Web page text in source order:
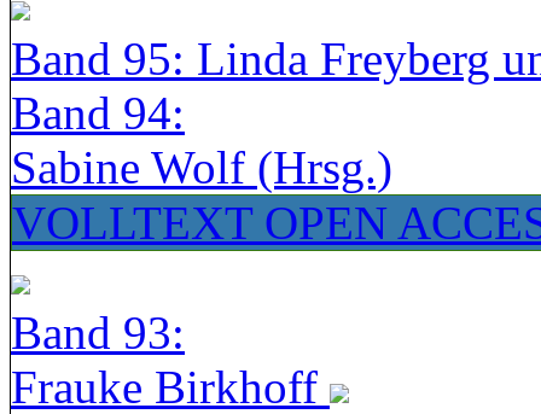
Band 95: Linda Freyberg
Band 94:
Sabine Wolf (Hrsg.)
VOLLTEXT OPEN
Band 93:
Frauke Birkhoff